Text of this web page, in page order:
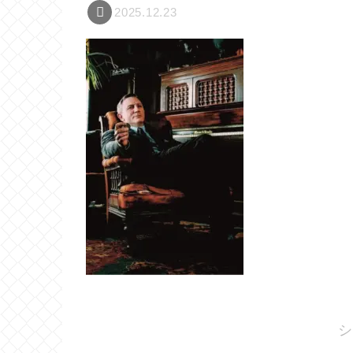
2025.12.23